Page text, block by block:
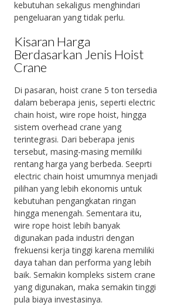
kebutuhan sekaligus menghindari
pengeluaran yang tidak perlu.
Kisaran Harga
Berdasarkan Jenis Hoist
Crane
Di pasaran, hoist crane 5 ton tersedia
dalam beberapa jenis, seperti electric
chain hoist, wire rope hoist, hingga
sistem overhead crane yang
terintegrasi. Dari beberapa jenis
tersebut, masing-masing memiliki
rentang harga yang berbeda. Seeprti
electric chain hoist umumnya menjadi
pilihan yang lebih ekonomis untuk
kebutuhan pengangkatan ringan
hingga menengah. Sementara itu,
wire rope hoist lebih banyak
digunakan pada industri dengan
frekuensi kerja tinggi karena memiliki
daya tahan dan performa yang lebih
baik. Semakin kompleks sistem crane
yang digunakan, maka semakin tinggi
pula biaya investasinya.